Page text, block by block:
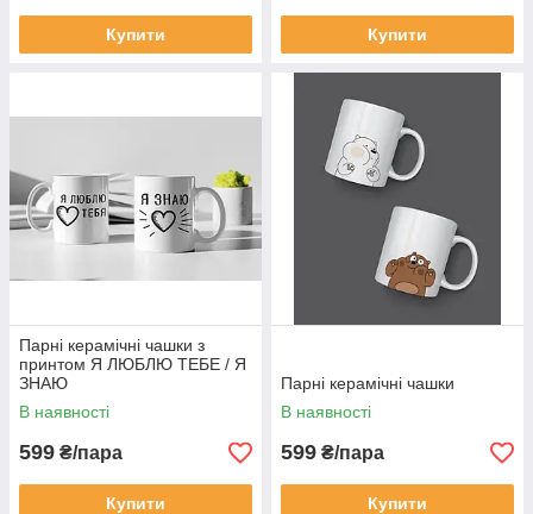
Купити Купити
Парні керамічні чашки з
принтом Я ЛЮБЛЮ ТЕБЕ / Я
ЗНАЮ
В наявності
599 ₴/пара
Купити
Парні керамічні чашки
В наявності
599 ₴/пара
Купити